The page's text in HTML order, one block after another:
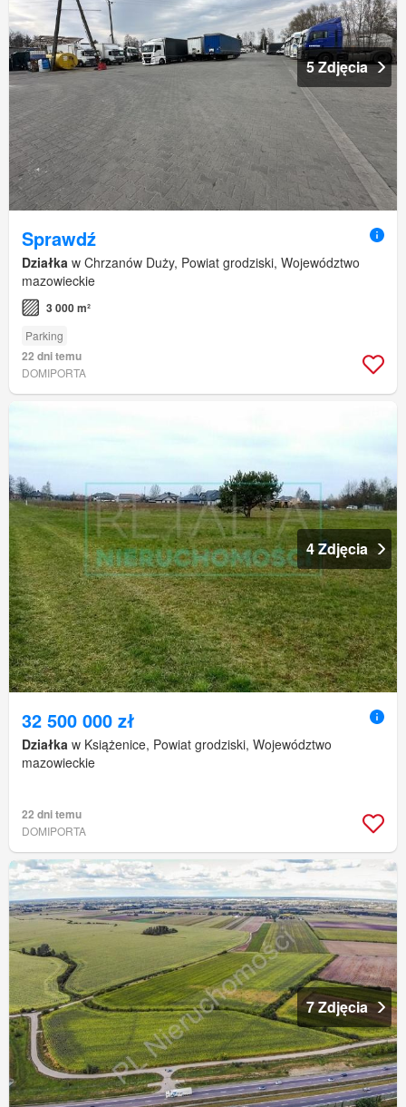
5 Zdjęcia
Sprawdź
Działka w Chrzanów Duży, Powiat grodziski, Województwo
mazowieckie
3 000 m²
Parking
22 dni temu
DOMIPORTA
4 Zdjęcia
32 500 000 zł
Działka w Książenice, Powiat grodziski, Województwo
mazowieckie
22 dni temu
DOMIPORTA
7 Zdjęcia